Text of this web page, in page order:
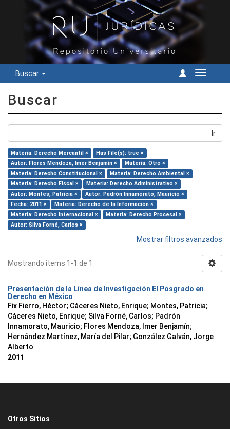
Buscar
Cambiar
Buscar
Ir
Materia: Derecho Mercantil ×
Has File(s): true ×
Autor: Flores Mendoza, Imer Benjamín ×
Materia: Otro ×
Materia: Derecho Constitucional ×
Materia: Derecho Ambiental ×
Materia: Derecho Fiscal ×
Materia: Derecho Administrativo ×
Autor: Montes, Patricia ×
Autor: Padrón Innamorato, Mauricio ×
Fecha: 2011 ×
Materia: Derecho de la Información ×
Materia: Derecho Internacional ×
Materia: Derecho Procesal ×
Autor: Silva Forné, Carlos ×
Mostrar filtros avanzados
Mostrando ítems 1-1 de 1
Presentación de la Línea de Investigación El Posgrado en
Derecho en México
Fix Fierro, Héctor; Cáceres Nieto, Enrique; Montes, Patricia;
Cáceres Nieto, Enrique; Silva Forné, Carlos; Padrón
Innamorato, Mauricio; Flores Mendoza, Imer Benjamín;
Hernández Martínez, María del Pilar; González Galván, Jorge
Alberto
2011
Otros Sitios